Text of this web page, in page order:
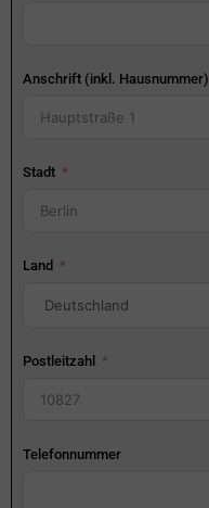
Anschrift (inkl. Hausnummer)
Stadt
Land
Postleitzahl
Telefonnummer